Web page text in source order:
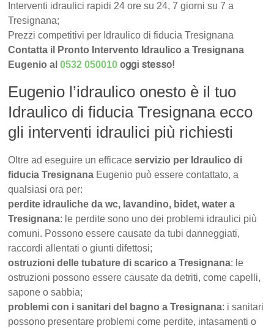
Interventi idraulici rapidi 24 ore su 24, 7 giorni su 7 a
Tresignana;
Prezzi competitivi per Idraulico di fiducia Tresignana
Contatta il Pronto Intervento Idraulico a Tresignana
Eugenio al0532 050010 oggi stesso!
Eugenio l’idraulico onesto è il tuo
Idraulico di fiducia Tresignana ecco
gli interventi idraulici più richiesti
Oltre ad eseguire un efficaceservizio per Idraulico di
fiducia Tresignana Eugenio può essere contattato, a
qualsiasi ora per:
perdite idrauliche da wc, lavandino, bidet, water a
Tresignana: le perdite sono uno dei problemi idraulici più
comuni. Possono essere causate da tubi danneggiati,
raccordi allentati o giunti difettosi;
ostruzioni delle tubature di scarico a Tresignana: le
ostruzioni possono essere causate da detriti, come capelli,
sapone o sabbia;
problemi con i sanitari del bagno a Tresignana: i sanitari
possono presentare problemi come perdite, intasamenti o